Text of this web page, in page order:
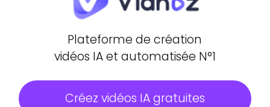
Plateforme de création
vidéos IA et automatisée N°1
Créez vidéos IA gratuites